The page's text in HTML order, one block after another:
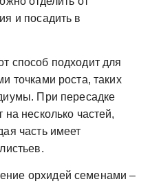
и посадить в
способ подходит для
точками роста, таких
При пересадке
на несколько частей,
часть имеет
орхидей семенами –